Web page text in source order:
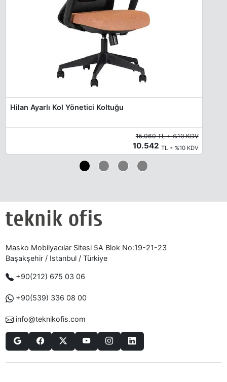
Hilan Ayarlı Kol Yönetici Koltuğu
15.060 TL + %10 KDV
10.542 TL + %10 KDV
Masko Mobilyacılar Sitesi 5A Blok No:19-21-23
Başakşehir / Istanbul / Türkiye
+90(212) 675 03 06
+90(539) 336 08 00
info@teknikofis.com